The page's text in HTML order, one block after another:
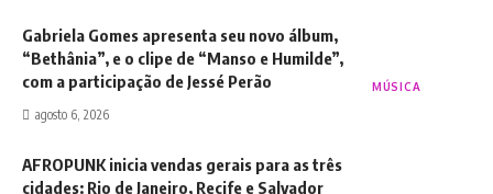
MÚSICA
Gabriela Gomes apresenta seu novo álbum,
“Bethânia”, e o clipe de “Manso e Humilde”,
com a participação de Jessé Perão
agosto 6, 2026
AFROPUNK inicia vendas gerais para as três
cidades: Rio de Janeiro, Recife e Salvador